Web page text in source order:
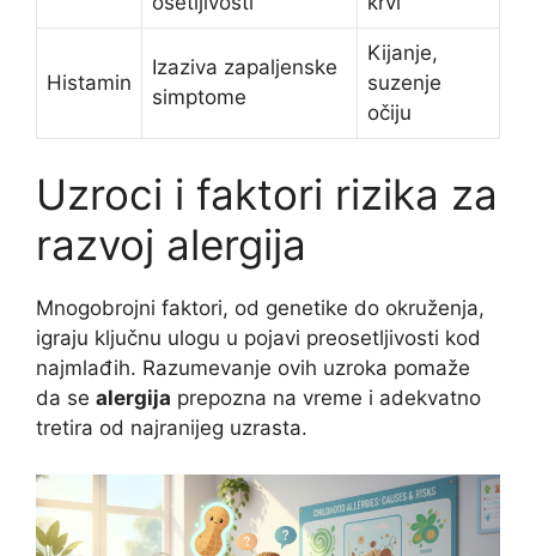
Histamin
Izaziva zapaljenske
simptome
Kijanje,
suzenje
očiju
Uzroci i faktori rizika za
razvoj alergija
Mnogobrojni faktori, od genetike do okruženja,
igraju ključnu ulogu u pojavi preosetljivosti kod
najmlađih. Razumevanje ovih uzroka pomaže
da se alergija prepozna na vreme i adekvatno
tretira od najranijeg uzrasta.